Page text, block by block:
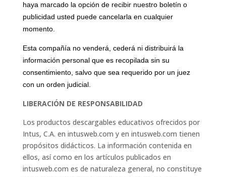
haya marcado la opción de recibir nuestro boletín o
publicidad usted puede cancelarla en cualquier
momento.
Esta compañía no venderá, cederá ni distribuirá la
información personal que es recopilada sin su
consentimiento, salvo que sea requerido por un juez
con un orden judicial.
LIBERACIÓN DE RESPONSABILIDAD
Los productos descargables educativos ofrecidos por
Intus, C.A. en intusweb.com y en intusweb.com tienen
propósitos didácticos. La información contenida en
ellos, así como en los artículos publicados en
intusweb.com es de naturaleza general, no constituye